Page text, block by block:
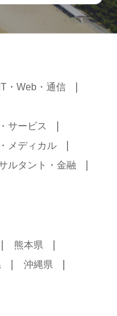
IT・Web・通信
サービス
メディカル
ルタント・金融
熊本県
沖縄県